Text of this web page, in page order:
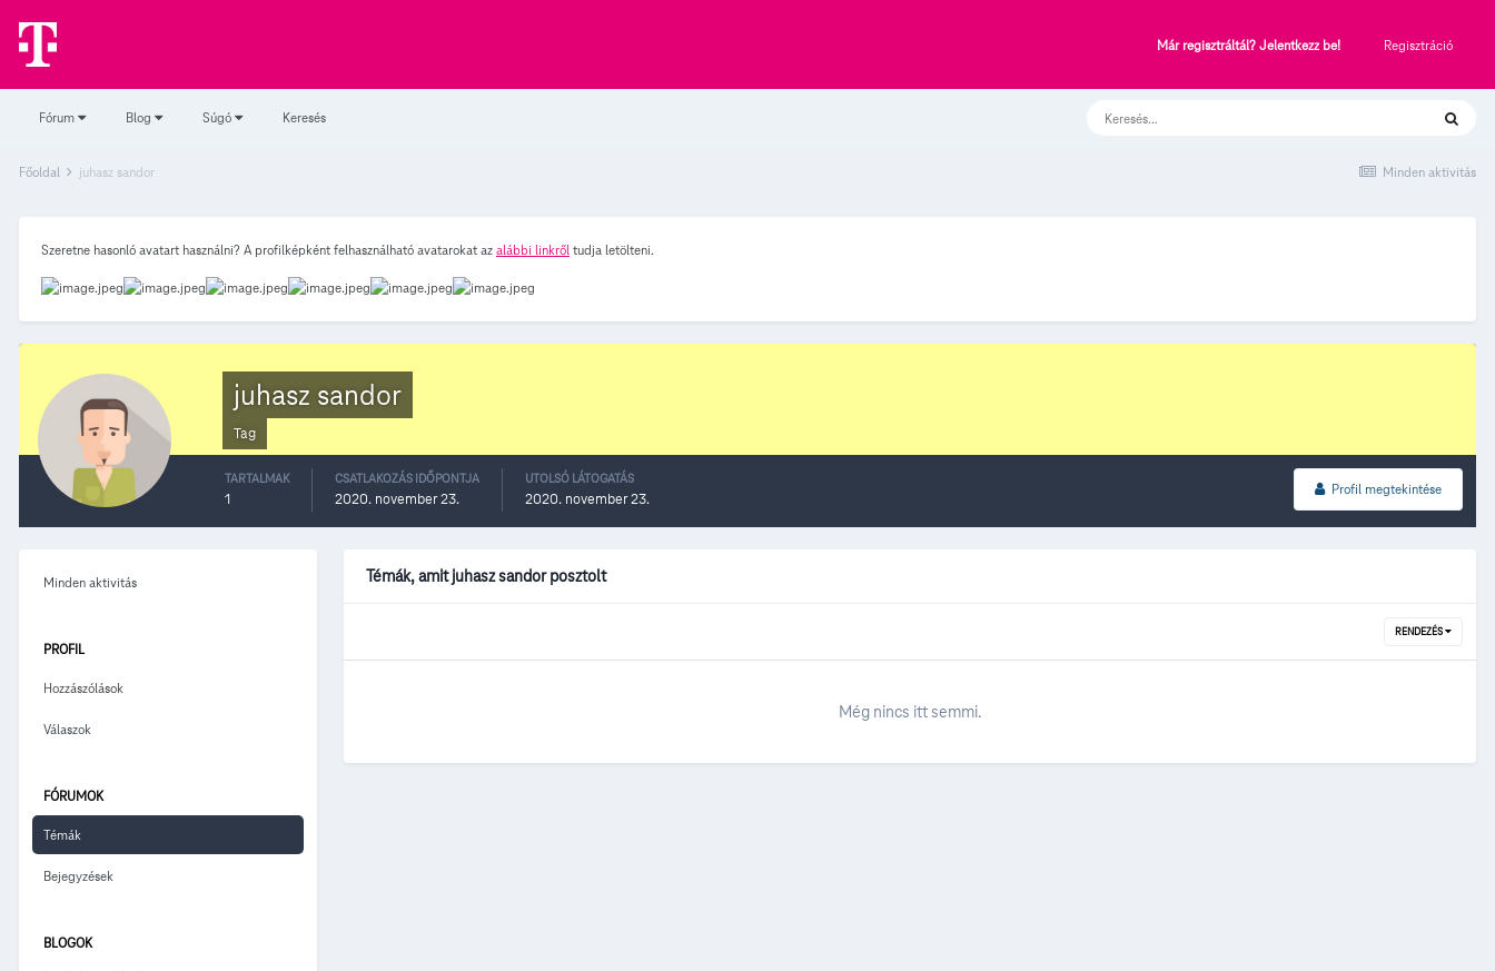
Már regisztráltál? Jelentkezz be! Regisztráció
Fórum Blog Súgó Keresés
Minden aktivitás
Főoldal juhasz sandor
Szeretne hasonló avatart használni? A profilképként felhasználható avatarokat az alábbi linkről tudja letölteni.
juhasz sandor
Tag
Profil megtekintése
TARTALMAK
1
CSATLAKOZÁS IDŐPONTJA
2020. november 23.
UTOLSÓ LÁTOGATÁS
2020. november 23.
Minden aktivitás
PROFIL
Hozzászólások
Válaszok
FÓRUMOK
Témák
Bejegyzések
BLOGOK
Témák, amit juhasz sandor posztolt
RENDEZÉS
Még nincs itt semmi.